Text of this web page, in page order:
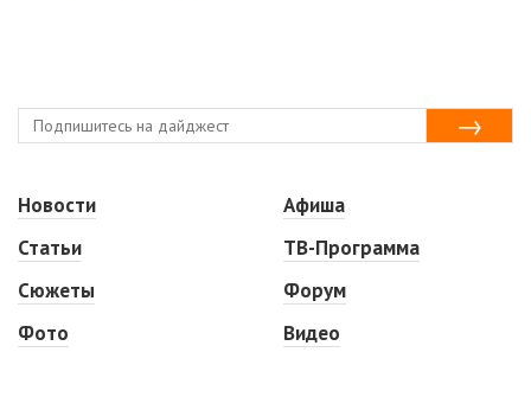
Новости
Статьи
Сюжеты
Фото
Афиша
ТВ-Программа
Форум
Видео